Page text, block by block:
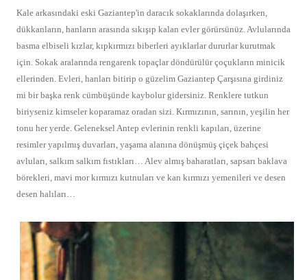
Kale arkasındaki eski Gaziantep'in daracık sokaklarında dolaşırken,
dükkanların, hanların arasında sıkışıp kalan evler görürsünüz. Avlularında
basma elbiseli kızlar, kıpkırmızı biberleri ayıklarlar dururlar kurutmak
için. Sokak aralarında rengarenk topaçlar döndürülür çoçukların minicik
ellerinden. Evleri, hanları bitirip o güzelim Gaziantep Çarşısına girdiniz
mi bir başka renk cümbüşünde kaybolur gidersiniz. Renklere tutkun
biriyseniz kimseler koparamaz oradan sizi. Kırmızının, sarının, yeşilin her
tonu her yerde. Geleneksel Antep evlerinin renkli kapıları, üzerine
resimler yapılmış duvarları, yaşama alanına dönüşmüş çiçek bahçesi
avluları, salkım salkım fıstıkları… Alev almış baharatları, sapsarı baklava
börekleri, mavi mor kırmızı kutnuları ve kan kırmızı yemenileri ve desen
desen halıları…